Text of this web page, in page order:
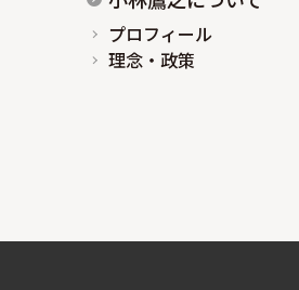
プロフィール
理念・政策